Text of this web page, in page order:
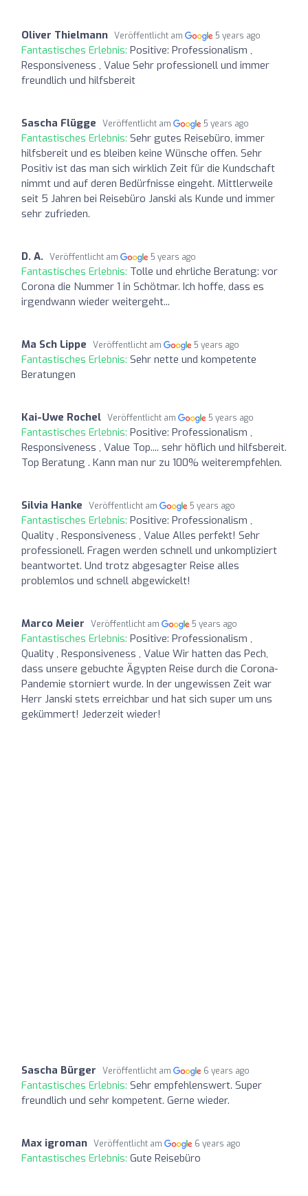
Oliver Thielmann Veröffentlicht am 5 years ago
Fantastisches Erlebnis: Positive: Professionalism ,
Responsiveness , Value Sehr professionell und immer
freundlich und hilfsbereit
Sascha Flügge Veröffentlicht am 5 years ago
Fantastisches Erlebnis: Sehr gutes Reisebüro, immer
hilfsbereit und es bleiben keine Wünsche offen. Sehr
Positiv ist das man sich wirklich Zeit für die Kundschaft
nimmt und auf deren Bedürfnisse eingeht. Mittlerweile
seit 5 Jahren bei Reisebüro Janski als Kunde und immer
sehr zufrieden.
D. A. Veröffentlicht am 5 years ago
Fantastisches Erlebnis: Tolle und ehrliche Beratung: vor
Corona die Nummer 1 in Schötmar. Ich hoffe, dass es
irgendwann wieder weitergeht...
Ma Sch Lippe Veröffentlicht am 5 years ago
Fantastisches Erlebnis: Sehr nette und kompetente
Beratungen
Kai-Uwe Rochel Veröffentlicht am 5 years ago
Fantastisches Erlebnis: Positive: Professionalism ,
Responsiveness , Value Top.... sehr höflich und hilfsbereit.
Top Beratung . Kann man nur zu 100% weiterempfehlen.
Silvia Hanke Veröffentlicht am 5 years ago
Fantastisches Erlebnis: Positive: Professionalism ,
Quality , Responsiveness , Value Alles perfekt! Sehr
professionell. Fragen werden schnell und unkompliziert
beantwortet. Und trotz abgesagter Reise alles
problemlos und schnell abgewickelt!
Marco Meier Veröffentlicht am 5 years ago
Fantastisches Erlebnis: Positive: Professionalism ,
Quality , Responsiveness , Value Wir hatten das Pech,
dass unsere gebuchte Ägypten Reise durch die Corona-
Pandemie storniert wurde. In der ungewissen Zeit war
Herr Janski stets erreichbar und hat sich super um uns
gekümmert! Jederzeit wieder!
Sascha Bürger Veröffentlicht am 6 years ago
Fantastisches Erlebnis: Sehr empfehlenswert. Super
freundlich und sehr kompetent. Gerne wieder.
Max igroman Veröffentlicht am 6 years ago
Fantastisches Erlebnis: Gute Reisebüro